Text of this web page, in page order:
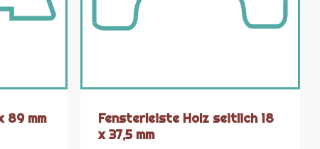
89 mm
Fensterleiste Holz seitlich 18
x 37,5 mm